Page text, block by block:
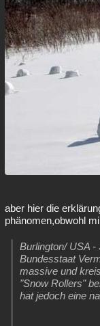
aber hier die
phänomen,obwohl
Burlington/ USA
Bundesstaat
massive und
"Snow Rollers"
hat jedoch eine